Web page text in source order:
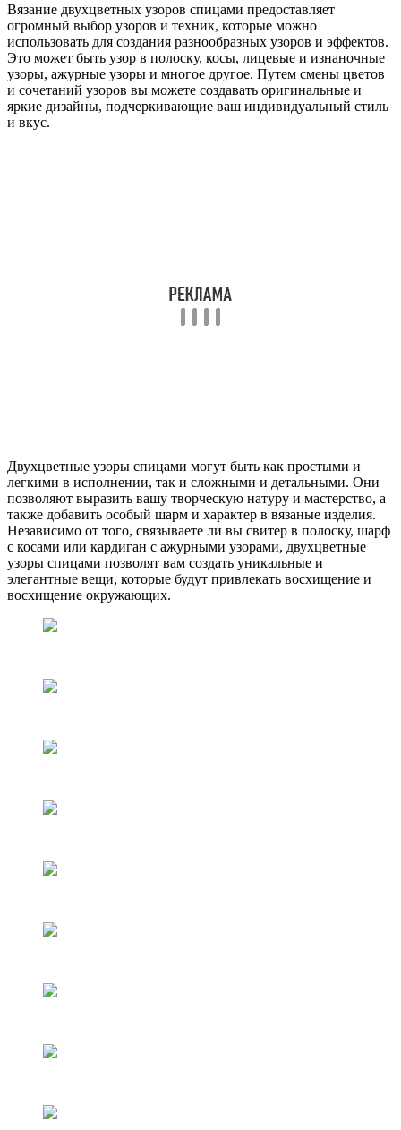
Вязание двухцветных узоров спицами предоставляет
огромный выбор узоров и техник, которые можно
использовать для создания разнообразных узоров и эффектов.
Это может быть узор в полоску, косы, лицевые и изнаночные
узоры, ажурные узоры и многое другое. Путем смены цветов
и сочетаний узоров вы можете создавать оригинальные и
яркие дизайны, подчеркивающие ваш индивидуальный стиль
и вкус.
Двухцветные узоры спицами могут быть как простыми и
легкими в исполнении, так и сложными и детальными. Они
позволяют выразить вашу творческую натуру и мастерство, а
также добавить особый шарм и характер в вязаные изделия.
Независимо от того, связываете ли вы свитер в полоску, шарф
с косами или кардиган с ажурными узорами, двухцветные
узоры спицами позволят вам создать уникальные и
элегантные вещи, которые будут привлекать восхищение и
восхищение окружающих.